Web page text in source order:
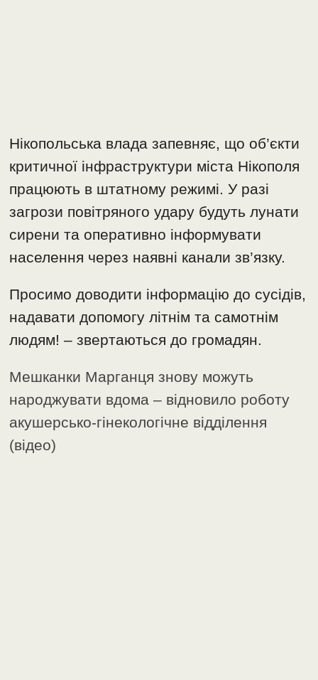
Нікопольська влада запевняє, що об’єкти
критичної інфраструктури міста Нікополя
працюють в штатному режимі. У разі
загрози повітряного удару будуть лунати
сирени та оперативно інформувати
населення через наявні канали зв’язку.
Просимо доводити інформацію до сусідів,
надавати допомогу літнім та самотнім
людям! – звертаються до громадян.
Мешканки Марганця знову можуть
народжувати вдома – відновило роботу
акушерсько-гінекологічне відділення
(відео)